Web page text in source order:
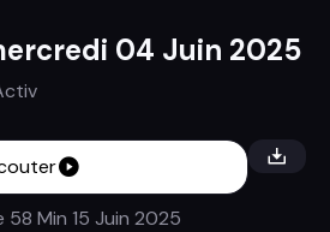
04 Juin 2025
58 Min 15 Juin 2025